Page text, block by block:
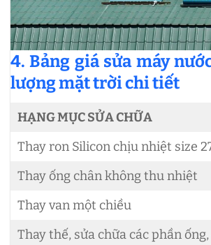
4. Bảng giá sửa máy
lượng mặt trời chi tiết
HẠNG MỤC SỬA CHỮA
Thay ron Silicon chịu nhiệt size
Thay ống chân không thu nhiệt
Thay van một chiều
Thay thế, sửa chữa các phần